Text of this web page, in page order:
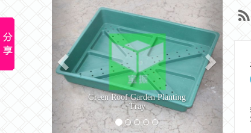
Green Roof Garden Planting
Tray